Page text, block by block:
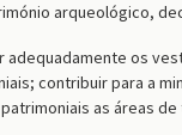
arqueológico,
os
contribuir para a
as áreas